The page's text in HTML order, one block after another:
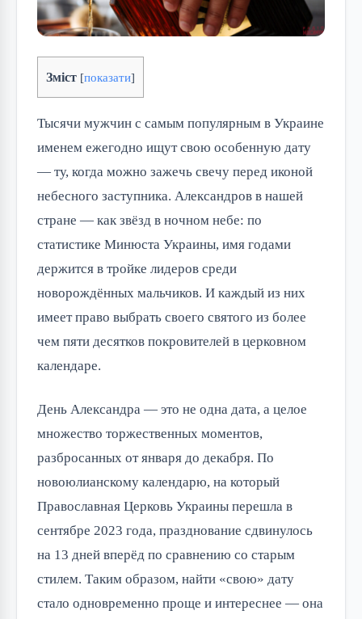
Зміст [показати]
Тысячи мужчин с самым популярным в Украине
именем ежегодно ищут свою особенную дату
— ту, когда можно зажечь свечу перед иконой
небесного заступника. Александров в нашей
стране — как звёзд в ночном небе: по
статистике Минюста Украины, имя годами
держится в тройке лидеров среди
новорождённых мальчиков. И каждый из них
имеет право выбрать своего святого из более
чем пяти десятков покровителей в церковном
календаре.
День Александра — это не одна дата, а целое
множество торжественных моментов,
разбросанных от января до декабря. По
новоюлианскому календарю, на который
Православная Церковь Украины перешла в
сентябре 2023 года, празднование сдвинулось
на 13 дней вперёд по сравнению со старым
стилем. Таким образом, найти «свою» дату
стало одновременно проще и интереснее — она